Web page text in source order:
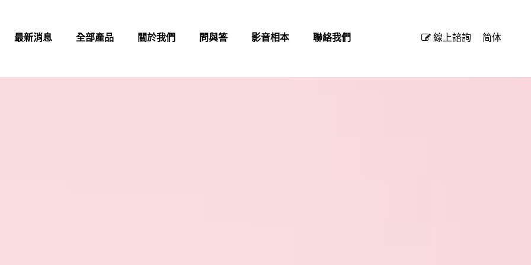
最新消息 全部產品 關於我們 問與答 影音相本 聯絡我們 線上諮詢 简体